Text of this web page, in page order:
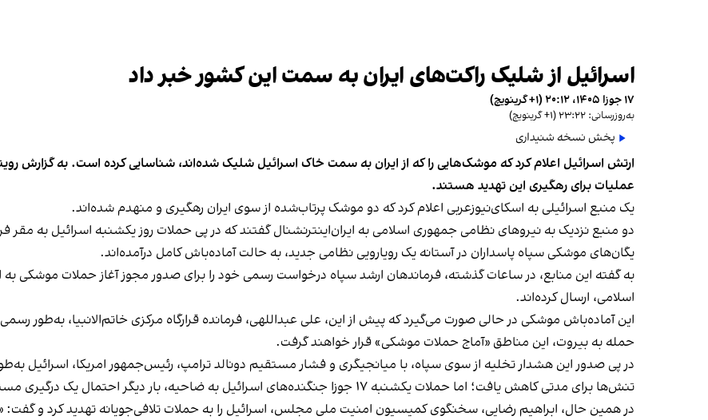
اسرائیل از شلیک راکت‌های ایران به سمت این کشور خبر داد
۱۷ جوزا ۱۴۰۵، ۲۰:۱۲ (‎+۱ گرینویچ)
به‌روزرسانی: ۲۳:۲۲ (‎+۱ گرینویچ)
پخش نسخه شنیداری
ارتش اسرائیل اعلام کرد که موشک‌هایی را که از ایران به سمت خاک اسرائیل شلیک شده‌اند، شناسایی کرده است. به گزارش
عملیات برای رهگیری این تهدید هستند.
یک منبع اسرائیلی به اسکای‌نیوزعربی اعلام کرد که دو موشک پرتاب‌شده از سوی ایران رهگیری و منهدم شده‌اند.
دو منبع نزدیک به نیروهای نظامی جمهوری اسلامی به ایران‌اینترنشنال گفتند که در پی حملات روز یکشنبه اسرائیل به مقر
یگان‌های موشکی سپاه پاسداران در آستانه یک رویارویی نظامی جدید، به حالت آماده‌باش کامل درآمده‌اند.
به گفته این منابع، در ساعات گذشته، فرماندهان ارشد سپاه درخواست رسمی خود را برای صدور مجوز آغاز حملات موشکی
اسلامی، ارسال کرده‌اند.
این آماده‌باش موشکی در حالی صورت می‌گیرد که پیش از این، علی عبداللهی، فرمانده قرارگاه مرکزی خاتم‌الانبیا، به‌طور
حمله به بیروت، این مناطق «آماج حملات موشکی» قرار خواهند گرفت.
در پی صدور این هشدار تخلیه از سوی سپاه، با میانجیگری و فشار مستقیم دونالد ترامپ، رئیس‌جمهور امریکا، اسرائیل
تنش‌ها برای مدتی کاهش یافت؛ اما حملات یکشنبه ۱۷ جوزا جنگنده‌های اسرائیل به ضاحیه، بار دیگر احتمال یک درگیری مستقیم را افزایش داد.
در همین حال، ابراهیم رضایی، سخنگوی کمیسیون امنیت ملی مجلس، اسرائیل را به حملات تلافی‌جویانه تهدید کرد و